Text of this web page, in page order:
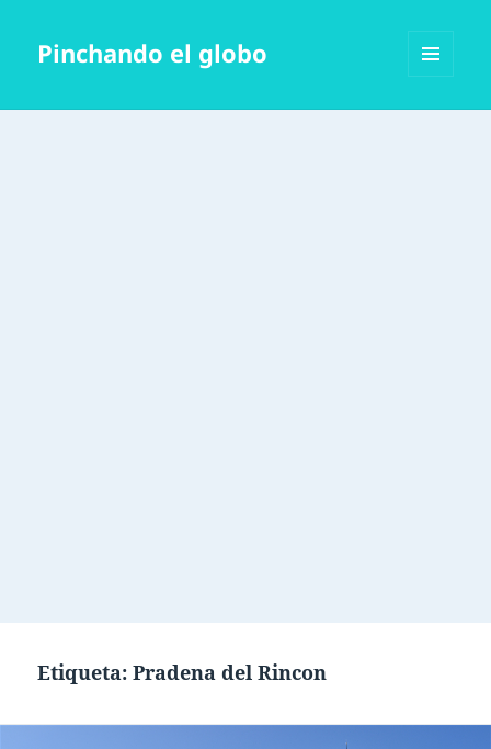
Pinchando el globo
Etiqueta:Pradena del Rincon